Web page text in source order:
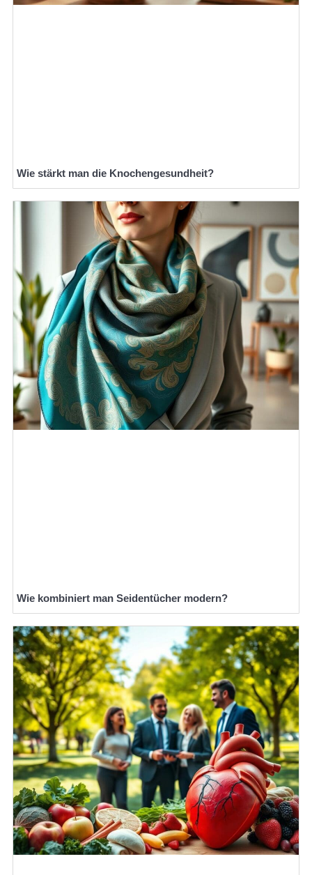
Wie stärkt man die Knochengesundheit?
Wie kombiniert man Seidentücher modern?